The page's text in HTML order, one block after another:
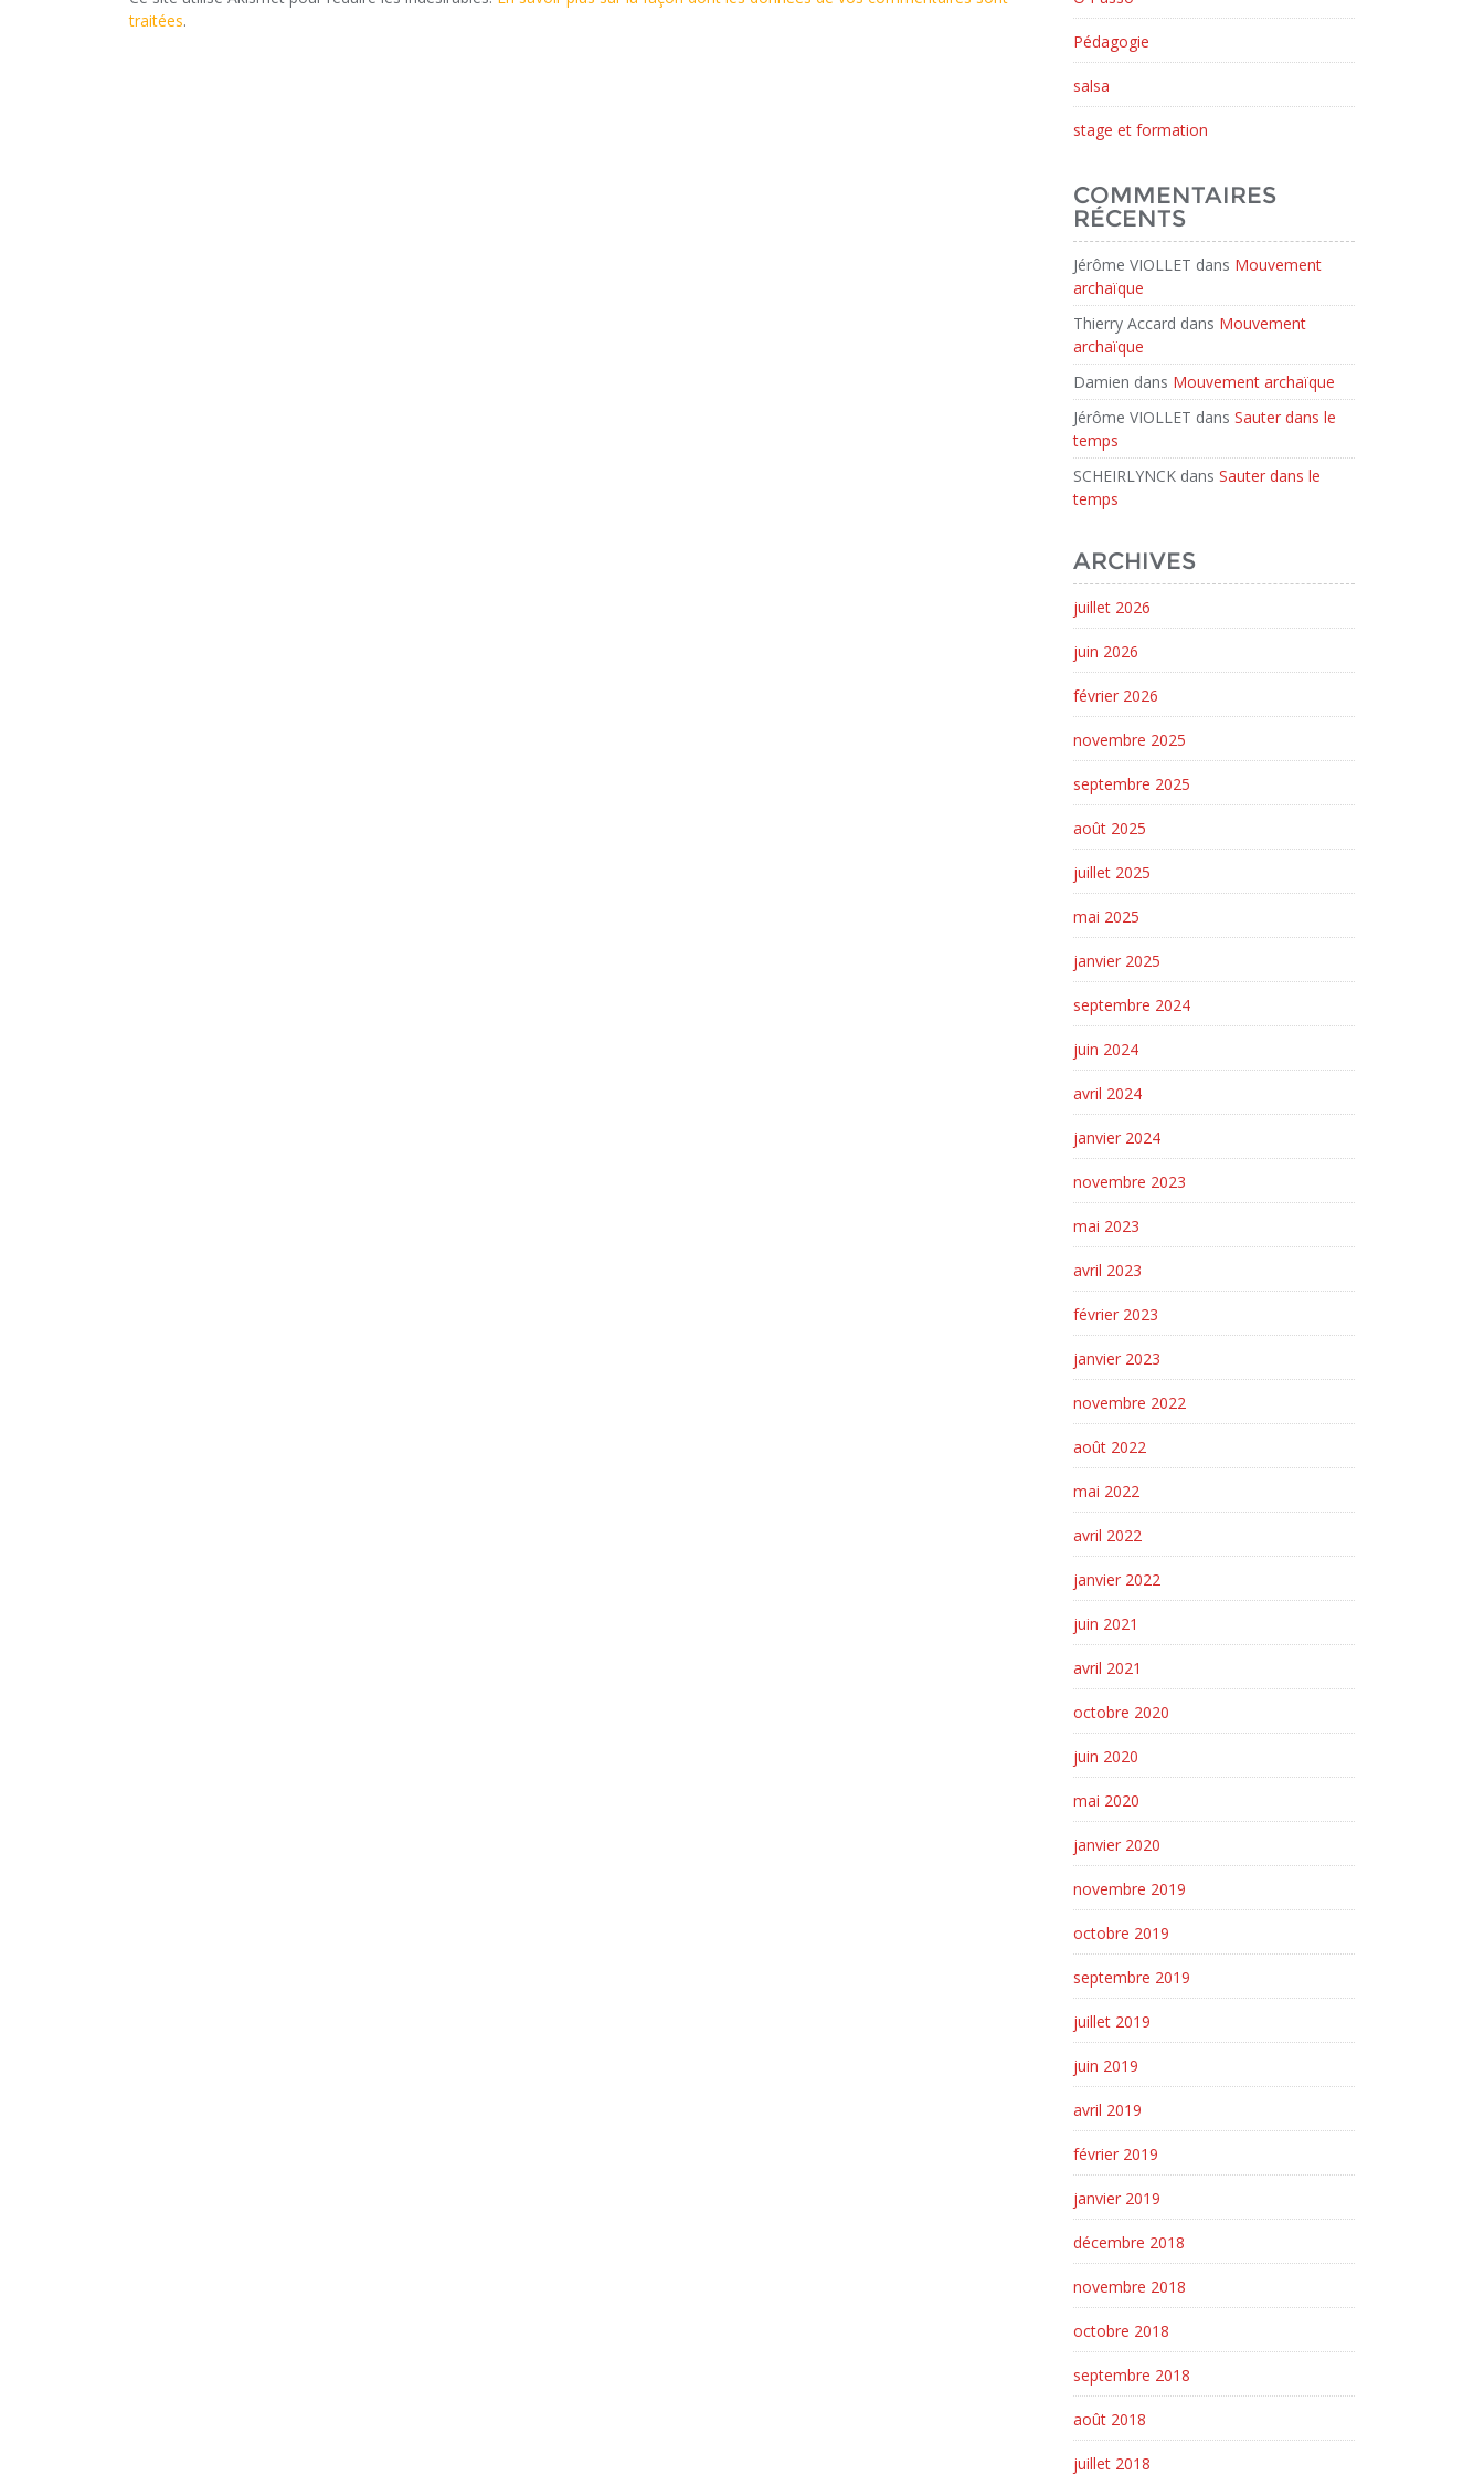
traitées.
Pédagogie
salsa
stage et formation
COMMENTAIRES
RÉCENTS
Jérôme VIOLLET dans Mouvement
archaïque
Thierry Accard dans Mouvement
archaïque
Damien dans Mouvement archaïque
Jérôme VIOLLET dans Sauter dans le
temps
SCHEIRLYNCK dans Sauter dans le
temps
ARCHIVES
juillet 2026
juin 2026
février 2026
novembre 2025
septembre 2025
août 2025
juillet 2025
mai 2025
janvier 2025
septembre 2024
juin 2024
avril 2024
janvier 2024
novembre 2023
mai 2023
avril 2023
février 2023
janvier 2023
novembre 2022
août 2022
mai 2022
avril 2022
janvier 2022
juin 2021
avril 2021
octobre 2020
juin 2020
mai 2020
janvier 2020
novembre 2019
octobre 2019
septembre 2019
juillet 2019
juin 2019
avril 2019
février 2019
janvier 2019
décembre 2018
novembre 2018
octobre 2018
septembre 2018
août 2018
juillet 2018